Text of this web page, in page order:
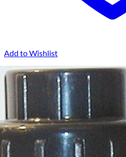
Add to Wishlist